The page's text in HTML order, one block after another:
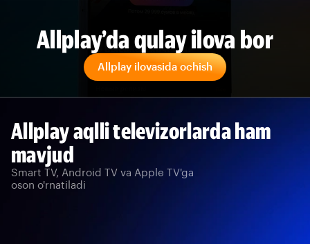
Allplay’da qulay ilova bor
Allplay ilovasida ochish
Allplay aqlli televizorlarda ham
mavjud
Smart TV, Android TV va Apple TV'ga
oson o'rnatiladi